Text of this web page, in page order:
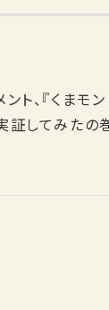
ト、『くまモ
証してみた